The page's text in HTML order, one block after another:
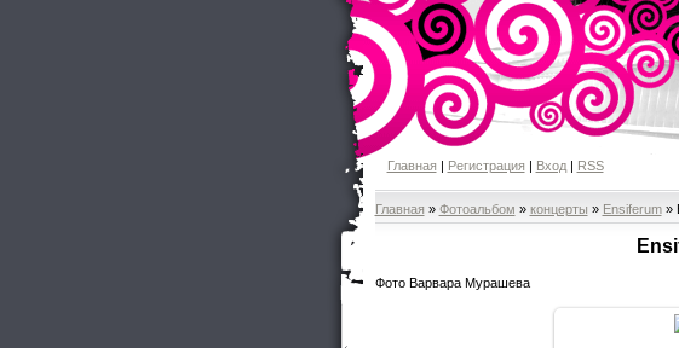
Главная| Регистрация| Вход| RSS
Главная » Фотоальбом » концерты » Ensiferum»
Фото Варвара Мурашева